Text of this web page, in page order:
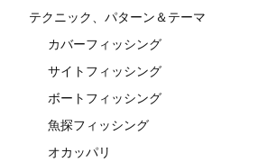
テクニック、パターン＆テーマ
カバーフィッシング
サイトフィッシング
ボートフィッシング
魚探フィッシング
オカッパリ